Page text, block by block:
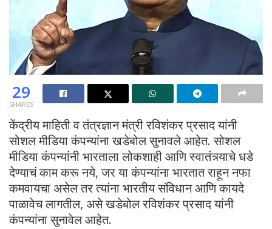
29
SHARES
केंद्रीय माहिती व तंत्रज्ञान मंत्री रविशंकर प्रसाद यांनी
सोशल मीडिया कंपन्यांना खडेबोल सुनावले आहेत. सोशल
मीडिया कंपन्यांनी भारताला लोकशाही आणि स्वातंत्र्याचे धडे
देण्याचं काम करू नये, जर या कंपन्यांना भारतात राहून नफा
कमवायचा असेल तर त्यांना भारतीय संविधान आणि कायदे
पाळावेच लागतील, असे खडेबोल रविशंकर प्रसाद यांनी
कंपन्यांना सुनावेल आहेत.